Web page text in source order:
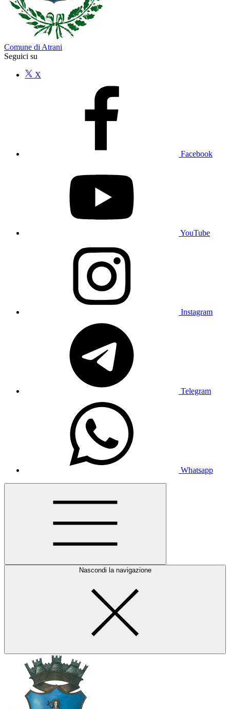
Comune di Atrani
Seguici su
X
Facebook
YouTube
Instagram
Telegram
Whatsapp
Nascondi la navigazione